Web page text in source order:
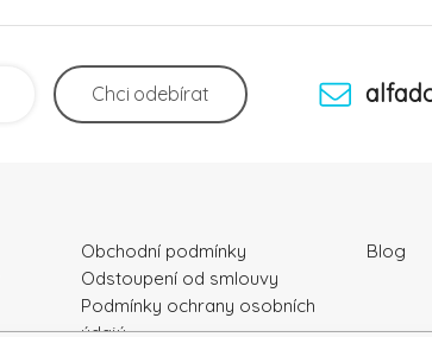
Chci odebírat
Obchodní podmínky
Odstoupení od smlouvy
Podmínky ochrany osobních
Blog